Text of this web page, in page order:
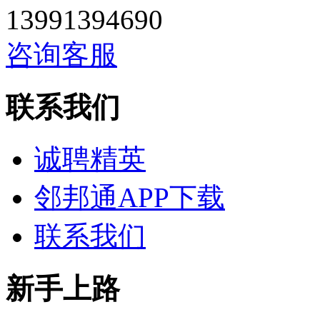
13991394690
咨询客服
联系我们
诚聘精英
邻邦通APP下载
联系我们
新手上路